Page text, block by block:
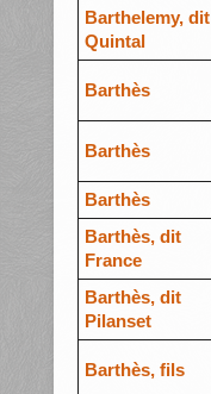
Barthelemy, dit
Quintal
Barthès
Barthès
Barthès
Barthès, dit
France
Barthès, dit
Pilanset
Barthès, fils